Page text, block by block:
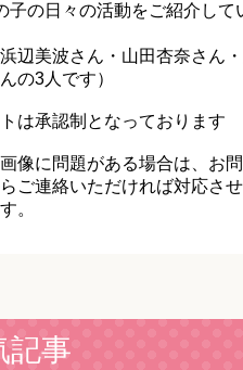
子の日々の活動をご紹介して
浜辺美波さん・山田杏奈さん
の3人です）
は承認制となっております
像に問題がある場合は、お
ご連絡いただければ対応さ
。
記事